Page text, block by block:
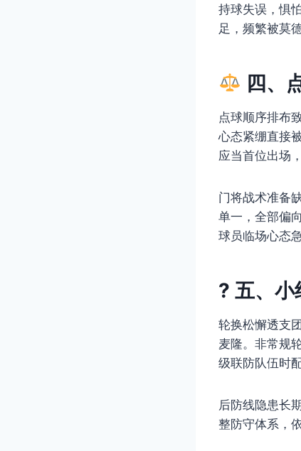
持球失误，惧
足，频繁被莫
四、
点球顺序排布
心态紧绷直接
应当首位出场
门将战术准备
单一，全部偏
球员临场心态
? 五、
轮换松懈透支
麦隆。非常规
级联防队伍时
后防线隐患长
整防守体系，